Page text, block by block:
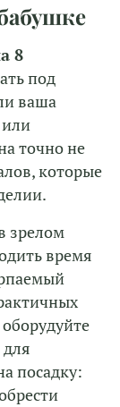
8
под
ваша
точно не
которые
зрелом
время
посадку: